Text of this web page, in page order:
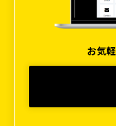
お気